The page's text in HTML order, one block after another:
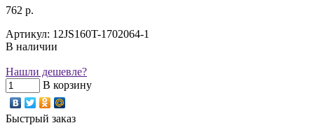
762 р.
Артикул: 12JS160T-1702064-1
В наличии
Нашли дешевле?
В корзину
Быстрый заказ